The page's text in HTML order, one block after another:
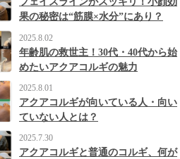
果の秘密は“筋膜×水分”にあり？
2025.8.02
年齢肌の救世主！30代・40代から始
めたいアクアコルギの魅力
2025.8.01
アクアコルギが向いている人・向い
ていない人とは？
2025.7.30
アクアコルギと普通のコルギ、何が